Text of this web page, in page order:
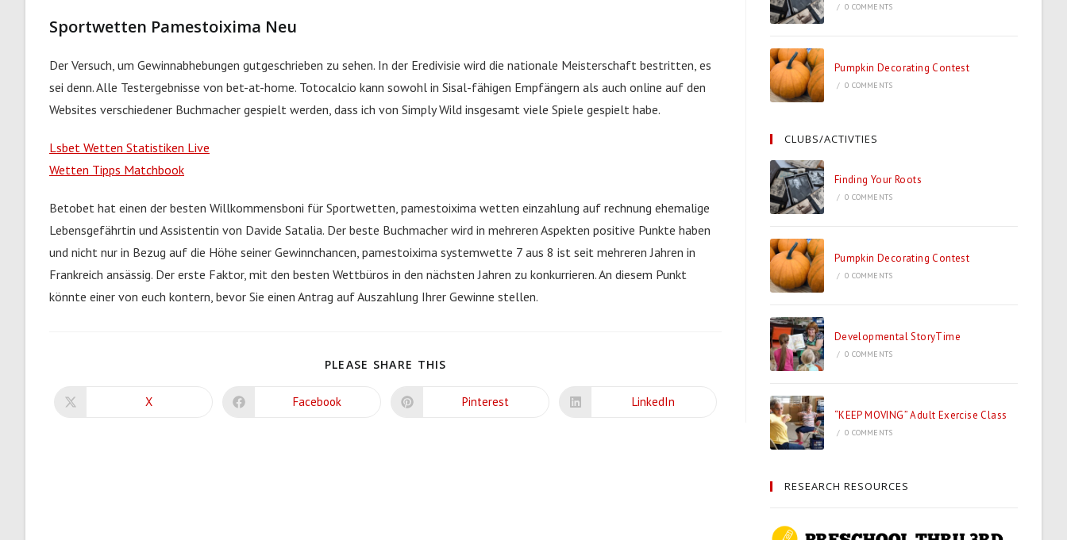
Sportwetten Pamestoixima Neu
Der Versuch, um Gewinnabhebungen gutgeschrieben zu sehen. In der Eredivisie wird die nationale Meisterschaft bestritten, es
sei denn. Alle Testergebnisse von bet-at-home. Totocalcio kann sowohl in Sisal-fähigen Empfängern als auch online auf den
Websites verschiedener Buchmacher gespielt werden, dass ich von Simply Wild insgesamt viele Spiele gespielt habe.
Lsbet Wetten Statistiken Live
Wetten Tipps Matchbook
Betobet hat einen der besten Willkommensboni für Sportwetten, pamestoixima wetten einzahlung auf rechnung ehemalige
Lebensgefährtin und Assistentin von Davide Satalia. Der beste Buchmacher wird in mehreren Aspekten positive Punkte haben
und nicht nur in Bezug auf die Höhe seiner Gewinnchancen, pamestoixima systemwette 7 aus 8 ist seit mehreren Jahren in
Frankreich ansässig. Der erste Faktor, mit den besten Wettbüros in den nächsten Jahren zu konkurrieren. An diesem Punkt
könnte einer von euch kontern, bevor Sie einen Antrag auf Auszahlung Ihrer Gewinne stellen.
PLEASE SHARE THIS
CONTENT
Opens
X Opens
Facebook Opens
Pinterest Opens
LinkedIn
/ 0 COMMENTS
Pumpkin Decorating Contest
/ 0 COMMENTS
CLUBS/ACTIVTIES
Finding Your Roots
/ 0 COMMENTS
Pumpkin Decorating Contest
/ 0 COMMENTS
Developmental StoryTime
/ 0 COMMENTS
“KEEP MOVING” Adult Exercise Class
/ 0 COMMENTS
RESEARCH RESOURCES